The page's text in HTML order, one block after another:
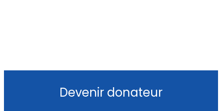
Devenir donateur